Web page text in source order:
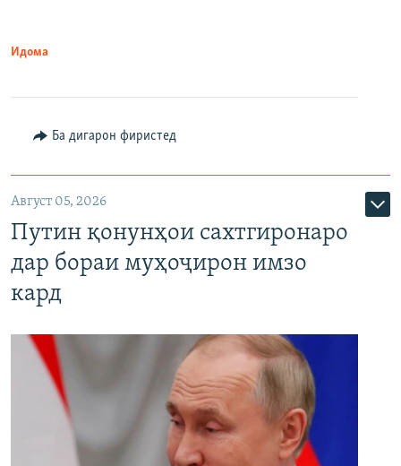
Идома
Ба дигарон фиристед
Август 05, 2026
Путин қонунҳои сахтгиронаро
дар бораи муҳоҷирон имзо
кард